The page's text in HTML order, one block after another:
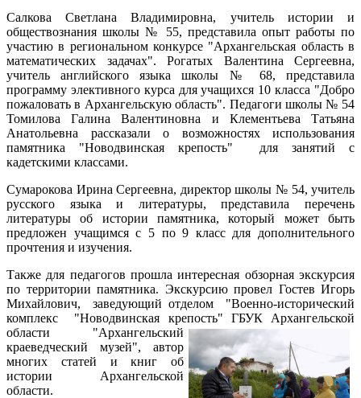
Салкова Светлана Владимировна, учитель истории и
обществознания школы № 55, представила опыт работы по
участию в региональном конкурсе "Архангельская область в
математических задачах". Рогатых Валентина Сергеевна,
учитель английского языка школы № 68, представила
программу элективного курса для учащихся 10 класса "Добро
пожаловать в Архангельскую область". Педагоги школы № 54
Томилова Галина Валентиновна и Клементьева Татьяна
Анатольевна рассказали о возможностях использования
памятника "Новодвинская крепость" для занятий с
кадетскими классами.
Сумарокова Ирина Сергеевна, директор школы № 54, учитель
русского языка и литературы, представила перечень
литературы об истории памятника, который может быть
предложен учащимся с 5 по 9 класс для дополнительного
прочтения и изучения.
Также для педагогов прошла интересная обзорная экскурсия
по территории памятника. Экскурсию провел Гостев Игорь
Михайлович, заведующий отделом "Военно-исторический
комплекс "Новодвинская крепость" ГБУК Архангельской
области "Архангельский
краеведческий музей", автор
многих статей и книг об
истории Архангельской
области.